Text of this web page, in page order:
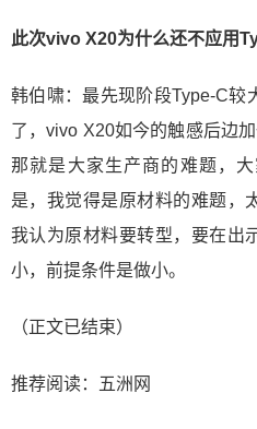
此次vivo X20为什么还不应用
韩伯啸：最先现阶段Type-C较
了，vivo X20如今的触感后边
那就是大家生产商的难题，
是，我觉得是原材料的难题，
我认为原材料要转型，要在出
小，前提条件是做小。
（正文已结束）
推荐阅读： 五洲网